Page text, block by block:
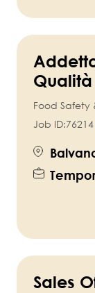
Qualità
Food Safety
Job ID:76214
Sales